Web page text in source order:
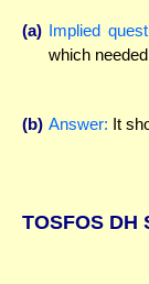
(a) Implied
which
(b) Answer: It
TOSFOS DH